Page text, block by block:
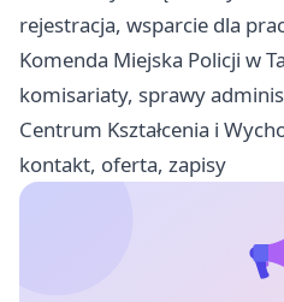
rejestracja, wsparcie dla
Komenda Miejska Policji w
komisariaty, sprawy
Centrum Kształcenia i
kontakt, oferta, zapisy